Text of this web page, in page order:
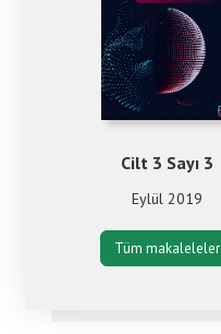
Cilt 3 Sayı 3
Eylül 2019
Tüm makaleleler